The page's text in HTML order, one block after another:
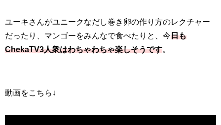
ユーキさんがユニークなだし巻き卵の作り方のレクチャー
だったり、マンゴーをみんなで食べたりと、今日も
ChekaTV3人衆はわちゃわちゃ楽しそうです
動画をこちら↓